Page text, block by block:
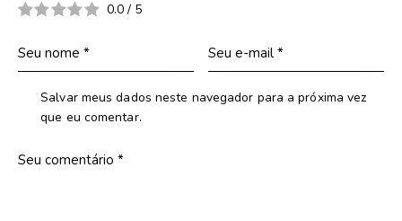
0.0 / 5
Salvar meus dados neste navegador para a próxima vez
que eu comentar.